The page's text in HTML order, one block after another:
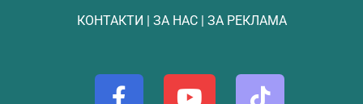
КОНТАКТИ | ЗА НАС| ЗА РЕКЛАМА